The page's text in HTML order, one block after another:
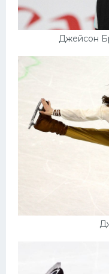
Джейсон